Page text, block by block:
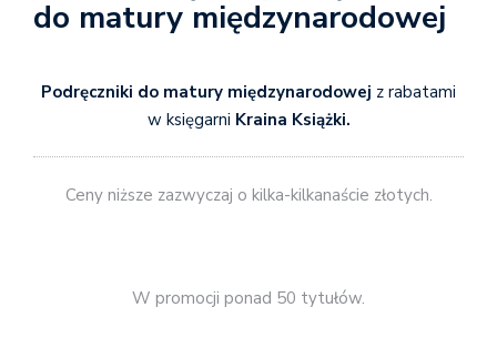
do matury międzynarodowej
Podręczniki do matury międzynarodowej z rabatami
w księgarni Kraina Książki.
Ceny niższe zazwyczaj o kilka-kilkanaście złotych.
W promocji ponad 50 tytułów.